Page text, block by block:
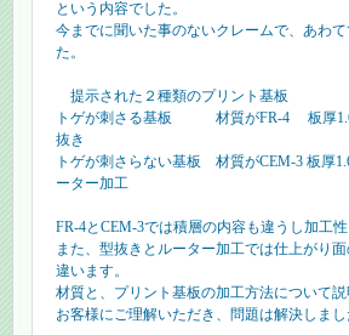
という内容でした。
今までに聞いた事のないクレームで、あわ
た。
提示された２種類のプリント基板
トゲが刺さる基板 材質がFR-4 板厚
抜き
トゲが刺さらない基板 材質がCEM-3 板厚
ーター加工
FR-4とCEM-3では積層の内容も違うし加工性
また、型抜きとルーター加工では仕上がり
違います。
材質と、プリント基板の加工方法について説
お客様にご理解いただき、問題は解決しまし